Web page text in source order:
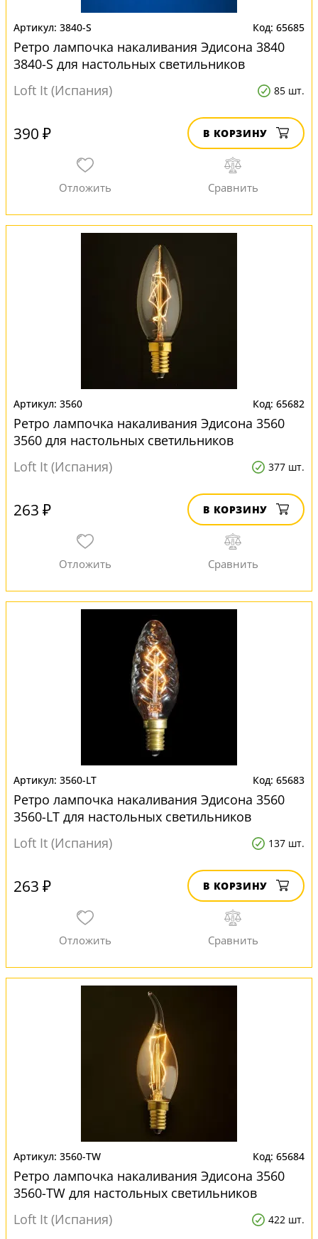
3840-S 65685
Ретро лампочка накаливания Эдисона 3840
3840-S для настольных светильников
Loft It (Испания)
85 шт.
390 ₽ В КОРЗИНУ
3560 65682
Ретро лампочка накаливания Эдисона 3560
3560 для настольных светильников
Loft It (Испания)
377 шт.
263 ₽ В КОРЗИНУ
3560-LT 65683
Ретро лампочка накаливания Эдисона 3560
3560-LT для настольных светильников
Loft It (Испания)
137 шт.
263 ₽ В КОРЗИНУ
3560-TW 65684
Ретро лампочка накаливания Эдисона 3560
3560-TW для настольных светильников
Loft It (Испания)
422 шт.